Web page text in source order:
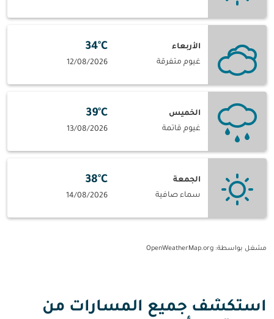
الأربعاء
غيوم متفرقة
34°C
12/08/2026
الخميس
غيوم قاتمة
39°C
13/08/2026
الجمعة
سماء صافية
38°C
14/08/2026
مشغل بواسطة: OpenWeatherMap.org
استكشف جميع المسارات من